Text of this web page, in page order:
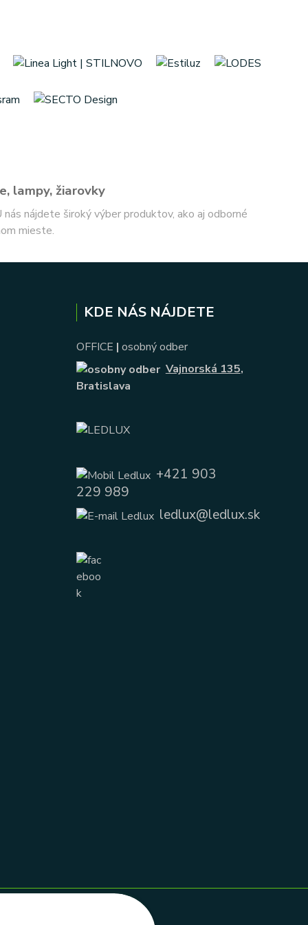
lampy, žiarovky
nájdete široký výber produktov, ako aj odborné
mieste.
KDE NÁS NÁJDETE
OFFICE | osobný odber
Vajnorská 135,
Bratislava
+421 903
229 989
ledlux@ledlux.sk